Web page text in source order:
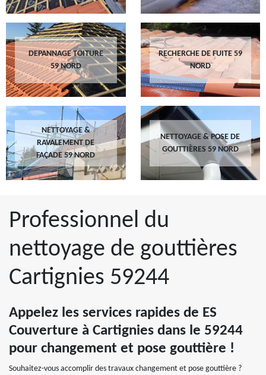
DEPANNAGE TOITURE
59 NORD
RECHERCHE DE FUITE 59
NORD
NETTOYAGE &
RAVALEMENT DE
FAÇADE 59 NORD
NETTOYAGE & POSE DE
GOUTTIÈRES 59 NORD
Professionnel du
nettoyage de gouttières
Cartignies 59244
Appelez les services rapides de ES
Couverture à Cartignies dans le 59244
pour changement et pose gouttière !
Souhaitez-vous accomplir des travaux changement et pose gouttière ?